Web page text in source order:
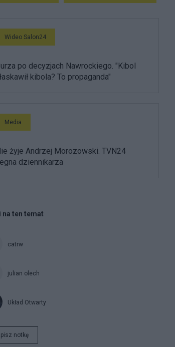
Wideo Salon24
po decyzjach Nawrockiego. "Kibol
kibola? To propaganda"
Media
żyje Andrzej Morozowski. TVN24
dziennikarza
na ten temat
catrw
julian olech
Układ Otwarty
notkę